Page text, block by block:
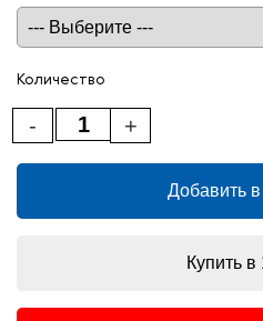
Количество
+
-
Добавить в
Купить в